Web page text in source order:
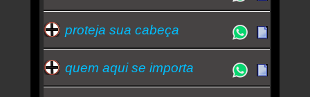
proteja sua cabeça
quem aqui se importa